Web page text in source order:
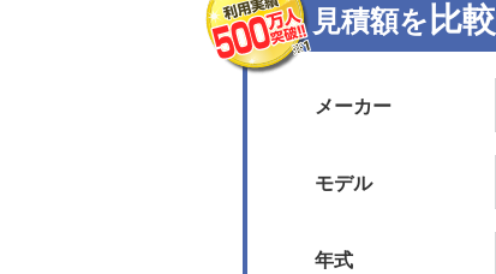
見積額を 比較
メーカー
モデル
年式